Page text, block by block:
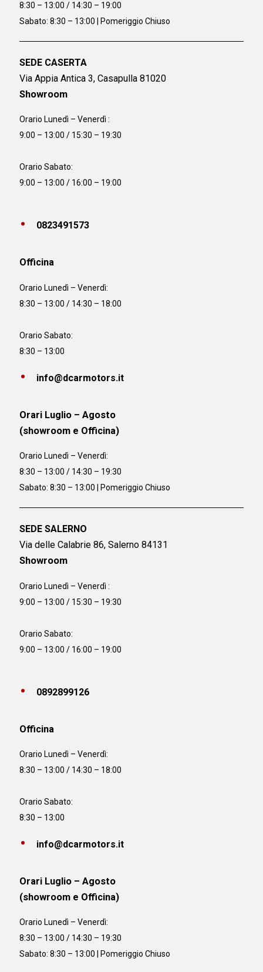
8:30 – 13:00 / 14:30 – 19:00
Sabato: 8:30 – 13:00 | Pomeriggio Chiuso
SEDE CASERTA
Via Appia Antica 3, Casapulla 81020
Showroom
Orario Lunedì – Venerdì :
9:00 – 13:00 / 15:30 – 19:30
Orario Sabato:
9:00 – 13:00 / 16:00 – 19:00
0823491573
Officina
Orario Lunedì – Venerdì:
8:30 – 13:00 / 14:30 – 18:00
Orario Sabato:
8:30 – 13:00
info@dcarmotors.it
Orari Luglio – Agosto
(showroom e Officina)
Orario Lunedì – Venerdì:
8:30 – 13:00 / 14:30 – 19:30
Sabato: 8:30 – 13:00 | Pomeriggio Chiuso
SEDE SALERNO
Via delle Calabrie 86, Salerno 84131
Showroom
Orario Lunedì – Venerdì :
9:00 – 13:00 / 15:30 – 19:30
Orario Sabato:
9:00 – 13:00 / 16:00 – 19:00
0892899126
Officina
Orario Lunedì – Venerdì:
8:30 – 13:00 / 14:30 – 18:00
Orario Sabato:
8:30 – 13:00
info@dcarmotors.it
Orari Luglio – Agosto
(showroom e Officina)
Orario Lunedì – Venerdì:
8:30 – 13:00 / 14:30 – 19:30
Sabato: 8:30 – 13:00 | Pomeriggio Chiuso